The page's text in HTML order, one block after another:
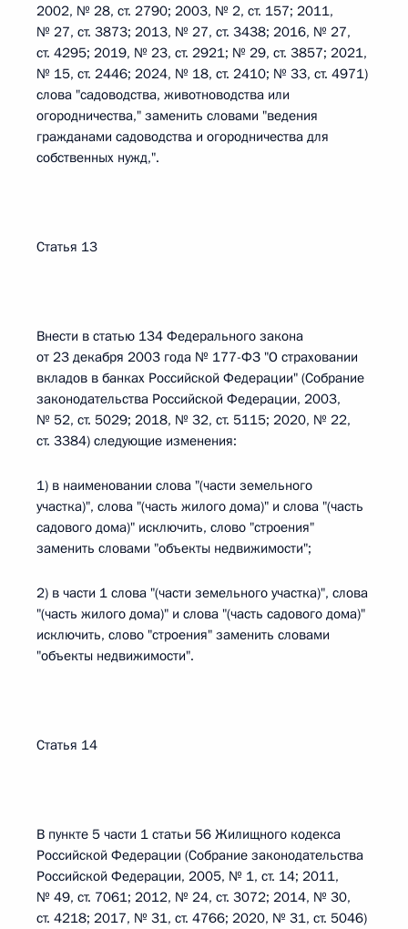
2002, № 28, ст. 2790; 2003, № 2, ст. 157; 2011,
№ 27, ст. 3873; 2013, № 27, ст. 3438; 2016, № 27,
ст. 4295; 2019, № 23, ст. 2921; № 29, ст. 3857; 2021,
№ 15, ст. 2446; 2024, № 18, ст. 2410; № 33, ст. 4971)
слова "садоводства, животноводства или
огородничества," заменить словами "ведения
гражданами садоводства и огородничества для
собственных нужд,".
Статья 13
Внести в статью 134 Федерального закона
от 23 декабря 2003 года № 177-ФЗ "О страховании
вкладов в банках Российской Федерации" (Собрание
законодательства Российской Федерации, 2003,
№ 52, ст. 5029; 2018, № 32, ст. 5115; 2020, № 22,
ст. 3384) следующие изменения:
1) в наименовании слова "(части земельного
участка)", слова "(часть жилого дома)" и слова "(часть
садового дома)" исключить, слово "строения"
заменить словами "объекты недвижимости";
2) в части 1 слова "(части земельного участка)", слова
"(часть жилого дома)" и слова "(часть садового дома)"
исключить, слово "строения" заменить словами
"объекты недвижимости".
Статья 14
В пункте 5 части 1 статьи 56 Жилищного кодекса
Российской Федерации (Собрание законодательства
Российской Федерации, 2005, № 1, ст. 14; 2011,
№ 49, ст. 7061; 2012, № 24, ст. 3072; 2014, № 30,
ст. 4218; 2017, № 31, ст. 4766; 2020, № 31, ст. 5046)